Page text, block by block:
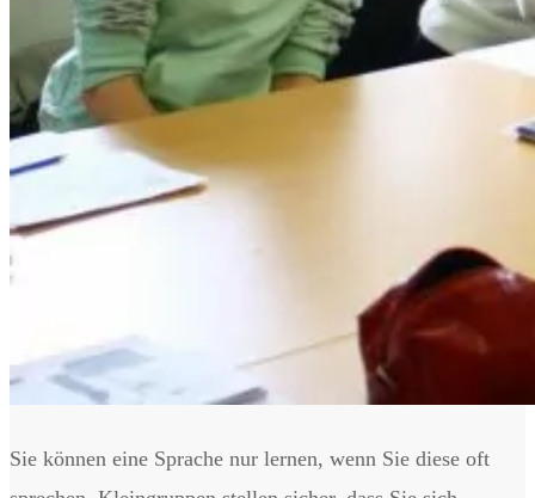
Sie können eine Sprache nur lernen, wenn Sie diese oft